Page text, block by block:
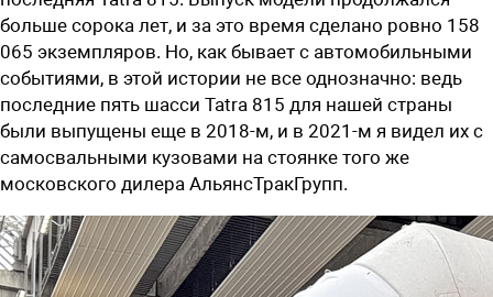
больше сорока лет, и за это время сделано ровно 158
065 экземпляров. Но, как бывает с автомобильными
событиями, в этой истории не все однозначно: ведь
последние пять шасси Tatra 815 для нашей страны
были выпущены еще в 2018-м, и в 2021-м я видел их с
самосвальными кузовами на стоянке того же
московского дилера АльянсТракГрупп.